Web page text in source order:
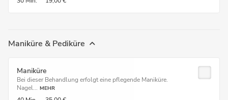
Maniküre & Pediküre
Maniküre
Bei dieser Behandlung erfolgt eine pflegende Maniküre.
Nagel... MEHR